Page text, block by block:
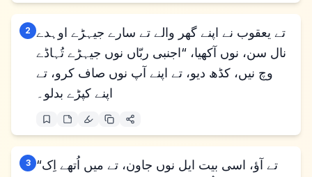
2
تے یعقوب نے اپنے گھر والے تے سارے جیہڑے اوہدے
نال سن، نوں آکھیا، “اجنبی ربّاں نوں جیہڑے تُہاڈے
وچ نیں، کڈھ دیو، تے اپنے آپ نوں صاف کرو، تے
اپنے کپڑے بدلو۔
3
“تے آؤ، اسی بیت ایل نوں جاون، تے میں اُتھے اِک